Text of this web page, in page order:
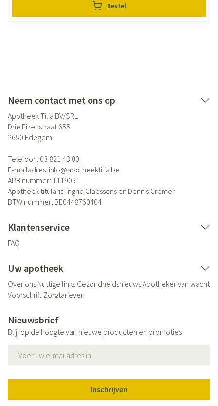
Bestel
Neem contact met ons op
Apotheek Tilia BV/SRL
Drie Eikenstraat 655
2650 Edegem
Telefoon: 03 821 43 00
E-mailadres: info@apotheektilia.be
APB nummer: 111906
Apotheek titularis: Ingrid Claessens en Dennis Cremer
BTW nummer: BE0448760404
Klantenservice
FAQ
Uw apotheek
Over ons Nuttige links GezondheidsnieuwsApotheker van wacht
Voorschrift Zorgtarieven
Nieuwsbrief
Blijf op de hoogte van nieuwe producten en promoties
Inschrijven